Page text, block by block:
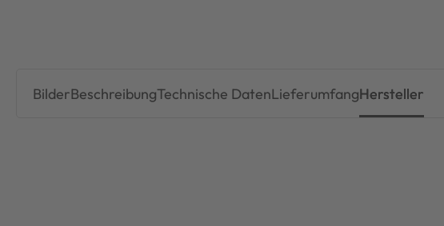
BilderBeschreibungTechnische DatenLieferumfangHersteller